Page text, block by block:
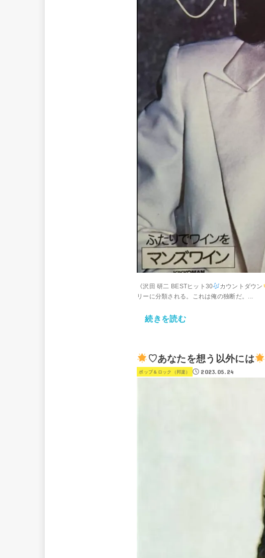
《沢田 研二 BESTヒット30 カウントダウン
リーに分類される。これは俺の独断だ。...
続きを読む
♡あなたを想う以外には
ポップ＆ロック（邦楽） 2023.05.24